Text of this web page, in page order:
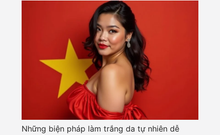
Những biện pháp làm trắng da tự nhiên dễ